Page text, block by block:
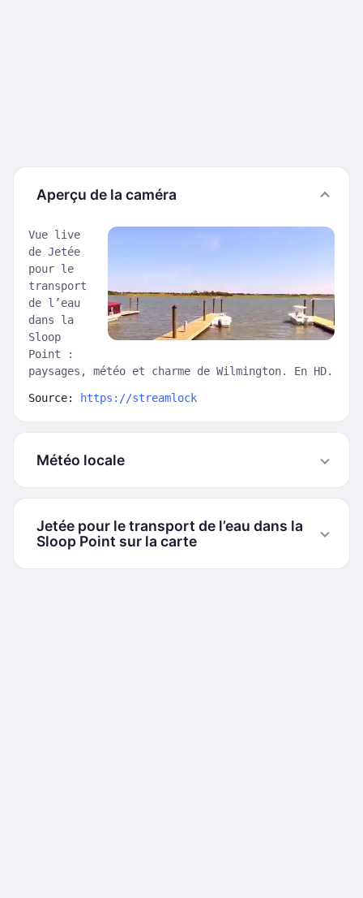
Aperçu de la caméra
Vue live
de Jetée
pour le
transport
de l’eau
dans la
Sloop
Point :
paysages, météo et charme de Wilmington. En HD.
Source: https://streamlock
Météo locale
Jetée pour le transport de l’eau dans la
Sloop Point sur la carte